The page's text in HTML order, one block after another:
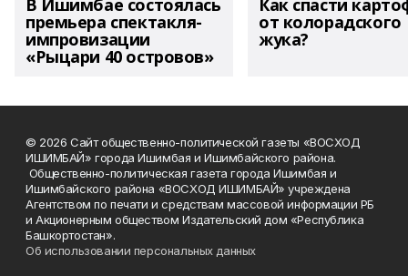
В Ишимбае состоялась
премьера спектакля-
импровизации
«Рыцари 40 островов»
Как спасти
от колорадского
жука?
© 2026 Сайт общественно-политической газеты «ВОСХОД
ИШИМБАЙ» города Ишимбая и Ишимбайского района.
Общественно-политическая газета города Ишимбая и
Ишимбайского района «ВОСХОД ИШИМБАЙ» учреждена
Агентством по печати и средствам массовой информации РБ
и Акционерным обществом Издательский дом «Республика
Башкортостан».
Об использовании персональных данных